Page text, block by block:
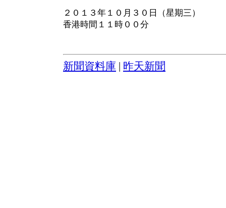
２０１３年１０月３０日（星期三）
香港時間１１時００分
新聞資料庫 昨天新聞